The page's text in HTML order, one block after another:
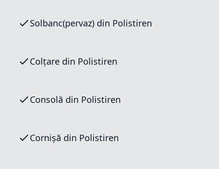
Solbanc(pervaz) din Polistiren
Colțare din Polistiren
Consolă din Polistiren
Cornișă din Polistiren